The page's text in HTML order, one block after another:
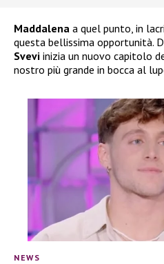
Maddalena a quel punto, in
questa bellissima opportunità.
Svevi inizia un nuovo capitolo
nostro più grande in bocca al
NEWS